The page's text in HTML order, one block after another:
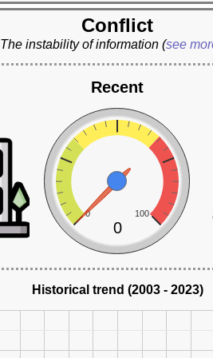
Conflict
The instability of information (see
Recent
0 100
0
Historical trend (2003 - 2023)